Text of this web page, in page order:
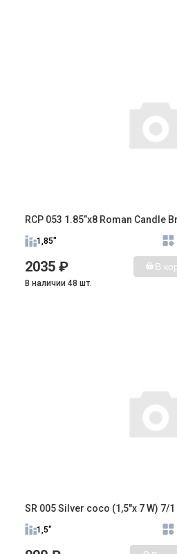
RCP 053 1.85”x8 Roman Candle
1,85"
2035 ₽ В
В наличии 48 шт.
SR 005 Silver coco (1,5"x 7 W) 7/1
1,5"